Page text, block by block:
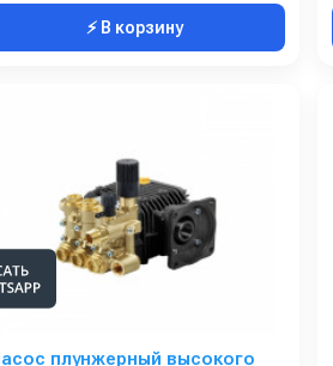
⚡ В корзину
плунжерный высокого